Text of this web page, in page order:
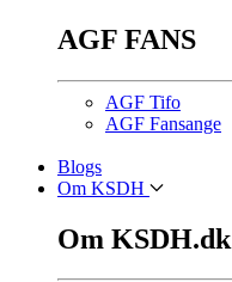
AGF FANS
AGF Tifo
AGF Fansange
Blogs
Om KSDH
Om KSDH.dk